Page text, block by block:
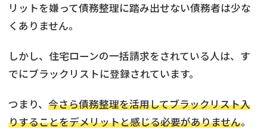
リットを嫌って債務整理に踏み出せない債務者は少な
くありません。
しかし、住宅ローンの一括請求をされている人は、す
でにブラックリストに登録されています。
つまり、 今さら債務整理を活用してブラックリスト入
りすることをデメリットと感じる必要がありません。